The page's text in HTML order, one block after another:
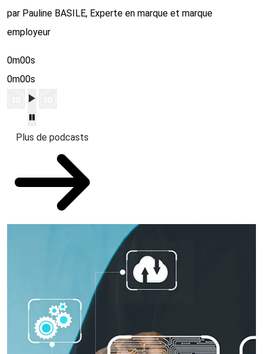
par Pauline BASILE, Experte en marque et marque
employeur
0m00s
0m00s
Plus de podcasts